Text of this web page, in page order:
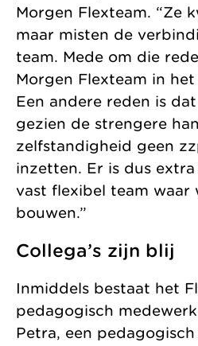
Morgen Flexteam. “Ze
maar misten de
team. Mede om die
Morgen Flexteam in
Een andere reden is
gezien de strengere
zelfstandigheid geen
inzetten. Er is dus
vast flexibel team waar
bouwen.”
Collega’s zijn blij
Inmiddels bestaat het
pedagogisch
Petra, een